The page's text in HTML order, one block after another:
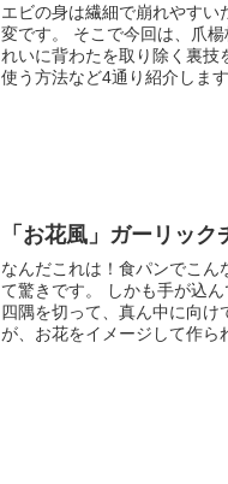
エビの身は繊細で崩れやす
変です。 そこで今回は、爪
れいに背わたを取り除く裏技
使う方法など4通り紹介しま
「お花風」ガーリッ
なんだこれは！食パンでこん
て驚きです。 しかも手が込
四隅を切って、真ん中に向け
が、お花をイメージして作ら